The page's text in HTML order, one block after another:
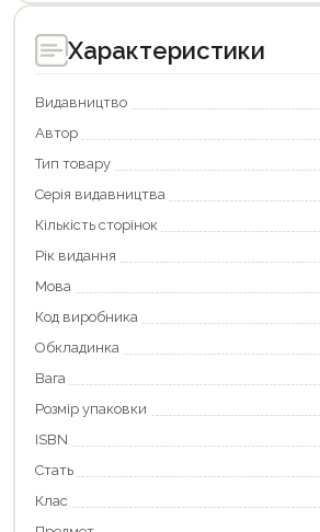
Характеристики
Видавництво
Автор
Тип товару
Серія видавництва
Кількість сторінок
Рік видання
Мова
Код виробника
Обкладинка
Вага
Розмір упаковки
ISBN
Стать
Клас
Оформити